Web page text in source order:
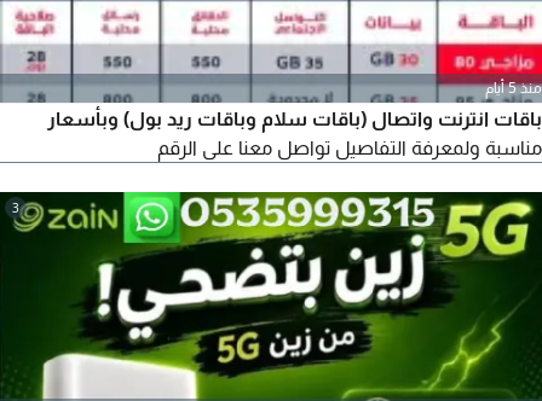
منذ 5 أيام
باقات انترنت واتصال (باقات سلام وباقات ريد بول) وبأسعار
مناسبة ولمعرفة التفاصيل تواصل معنا على الرقم
3